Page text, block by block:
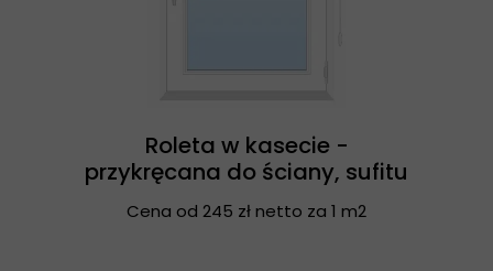
Roleta w kasecie -
przykręcana do ściany, sufitu
Cena od 245 zł netto za 1 m2